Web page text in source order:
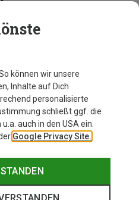
an.
können wir unsere
Inhalte auf Dich
personalisierte
schließt ggf. die
auch in den USA ein.
Google Privacy Site.